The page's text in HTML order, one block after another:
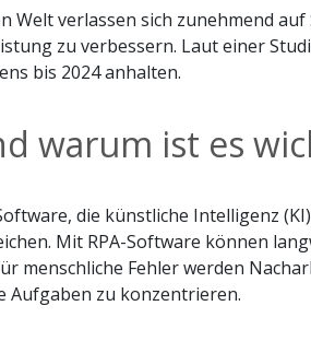
Welt verlassen sich zunehmend
zu verbessern. Laut einer
bis 2024 anhalten.
warum ist es
die künstliche Intelligenz
Mit RPA-Software können
menschliche Fehler werden
Aufgaben zu konzentrieren.